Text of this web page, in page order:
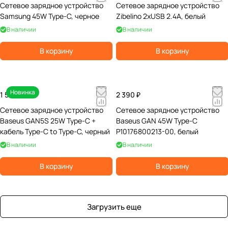
Сетевое зарядное устройство
Samsung 45W Type-C, черное
В наличии
В корзину
Сетевое зарядное устройство
Zibelino 2xUSB 2.4A, белый
В наличии
В корзину
Новинка
1 590 ₽
Сетевое зарядное устройство
Baseus GAN5S 25W Type-C +
кабель Type-C to Type-C, черный
В наличии
В корзину
2 390 ₽
Сетевое зарядное устройство
Baseus GAN 45W Type-C
P10176800213-00, белый
В наличии
В корзину
Загрузить еще